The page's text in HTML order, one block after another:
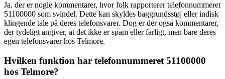
Ja, der er nogle kommentarer, hvor folk rapporterer telefonnummeret
51100000 som svindel. Dette kan skyldes baggrundsstøj eller indisk
klingende tale på deres telefonsvarer. Dog er der også kommentarer,
der tydeligt angiver, at det ikke er spam eller farligt, men bare deres
egen telefonsvarer hos Telmore.
Hvilken funktion har telefonnummeret 51100000
hos Telmore?